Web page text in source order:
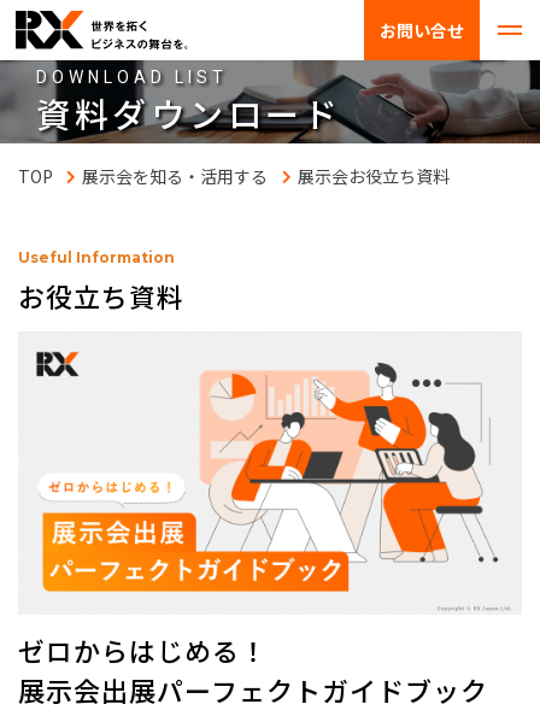
お問い合せ
DOWNLOAD LIST
資料ダウンロード
展示会を知る・活用する 展示会お役立ち資料
Useful Information
お役立ち資料
ゼロからはじめる！
展示会出展パーフェクトガイドブック